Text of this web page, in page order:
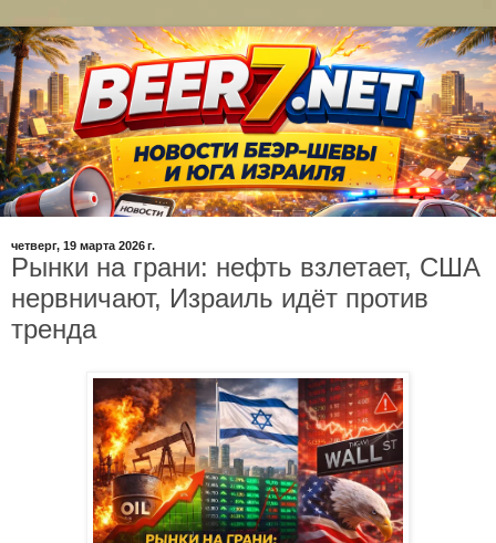
четверг, 19 марта 2026 г.
Рынки на грани: нефть взлетает, США
нервничают, Израиль идёт против
тренда